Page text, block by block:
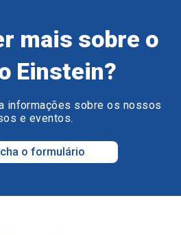
mais sobre o
Einstein?
informações sobre os nossos
e eventos.
o formulário